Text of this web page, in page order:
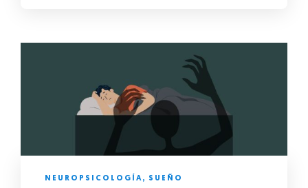
NEUROPSICOLOGÍA, SUEÑO